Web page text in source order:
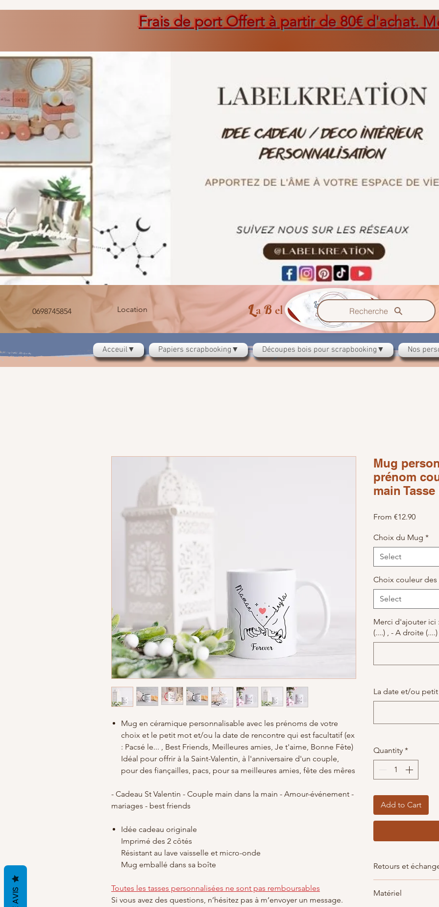
Frais de port Offert à partir de 80€ d'achat. M
Acceuil▼ Papiers scrapbooking▼ Découpes bois pour scrapbooking▼ Nos
0698745854 Location LaB elKreation Recherche
Mug en céramique personnalisable avec les prénoms de votre
choix et le petit mot et/ou la date de rencontre qui est facultatif (ex
: Pacsé le... , Best Friends, Meilleures amies, Je t'aime, Bonne Fête)
Idéal pour offrir à la Saint-Valentin, à l'anniversaire d'un couple,
pour des fiançailles, pacs, pour sa meilleures amies, fête des mêres
- Cadeau St Valentin - Couple main dans la main - Amour-événement -
mariages - best friends
Idée cadeau originale
Imprimé des 2 côtés
Résistant au lave vaisselle et micro-onde
Mug emballé dans sa boîte
Toutes les tasses personnalisées ne sont pas remboursables
Si vous avez des questions, n’hésitez pas à m’envoyer un message.
Mug
prénom
main
From €12.90Sale
Choix du Mug *
Select
Choix couleur
Select
Merci d'ajouter ici
(....) , - A droite (....)
La date et/ou
Quantity *
Add to Cart
Retours et
Mais n'hésitez pas
Matériel